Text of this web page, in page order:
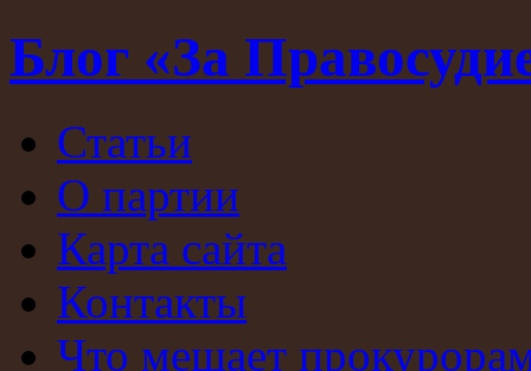
Блог «За
Статьи
О партии
Карта сайта
Контакты
Что мешает